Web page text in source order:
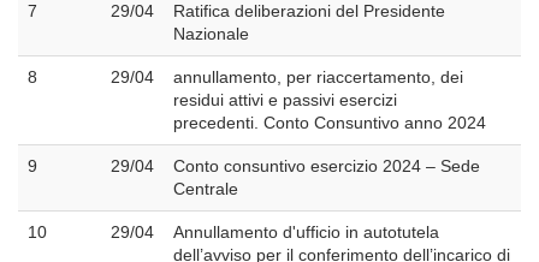
7 29/04
Ratifica deliberazioni del Presidente
Nazionale
8 29/04
annullamento, per riaccertamento, dei
residui attivi e passivi esercizi
precedenti. Conto Consuntivo anno 2024
9 29/04
Conto consuntivo esercizio 2024 – Sede
Centrale
10 29/04
Annullamento d'ufficio in autotutela
dell’avviso per il conferimento dell’incarico di